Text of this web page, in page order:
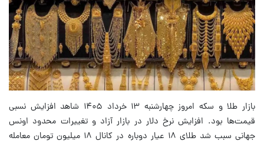
بازار طلا و سکه امروز چهارشنبه ۱۳ خرداد ۱۴۰۵ شاهد افزایش نسبی
قیمت‌ها بود. افزایش نرخ دلار در بازار آزاد و تغییرات محدود اونس
جهانی سبب شد طلای ۱۸ عیار دوباره در کانال ۱۸ میلیون تومان معامله